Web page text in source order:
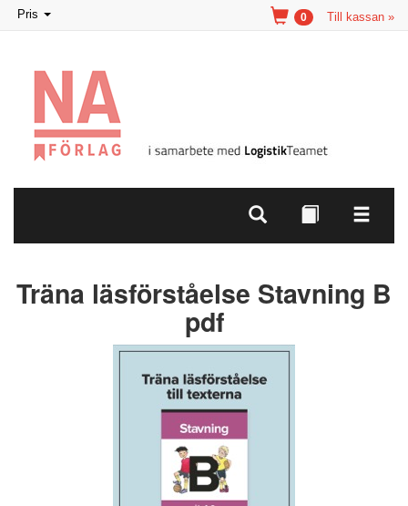
Toggle
navigation
Pris Till kassan »
0
Träna läsförståelse Stavning B
pdf